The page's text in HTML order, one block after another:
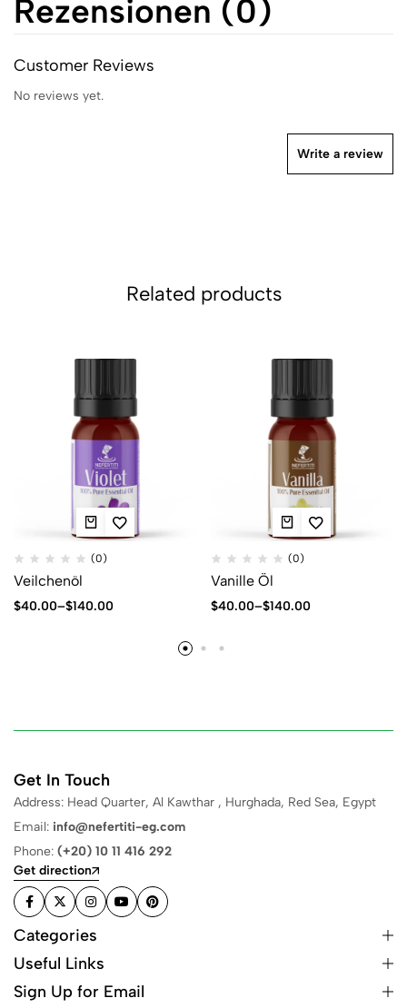
Rezensionen (0)
Customer Reviews
No reviews yet.
Write a review
Related products
(0)
Veilchenöl
$40.00–$140.00
(0)
Vanille Öl
$40.00–$140.00
Get In Touch
Address: Head Quarter, Al Kawthar , Hurghada, Red Sea, Egypt
Email: info@nefertiti-eg.com
Phone: (+20) 10 11 416 292
Get direction
Categories
Useful Links
Sign Up for Email